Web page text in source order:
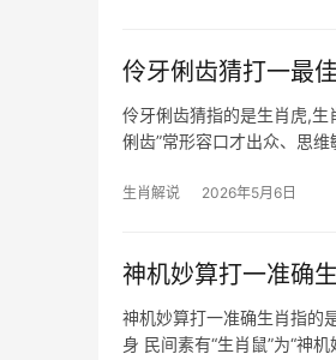
伶牙俐齿猜打一最
伶牙俐齿猜指的是生肖虎,
俐齿”常形容口才出众、思
生肖解说 2026年5月6日
神机妙算打一准确
神机妙算打一准确生肖指的
身 民间素有“生肖鼠”为“神